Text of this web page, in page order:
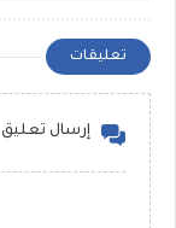
تعليقات
إرسال تعليق